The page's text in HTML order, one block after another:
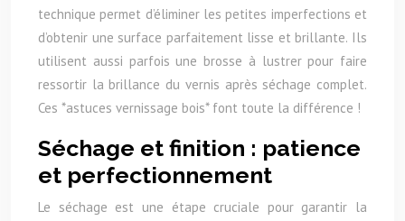
technique permet d’éliminer les petites imperfections et
d’obtenir une surface parfaitement lisse et brillante. Ils
utilisent aussi parfois une brosse à lustrer pour faire
ressortir la brillance du vernis après séchage complet.
Ces *astuces vernissage bois* font toute la différence !
Séchage et finition : patience
et perfectionnement
Le séchage est une étape cruciale pour garantir la